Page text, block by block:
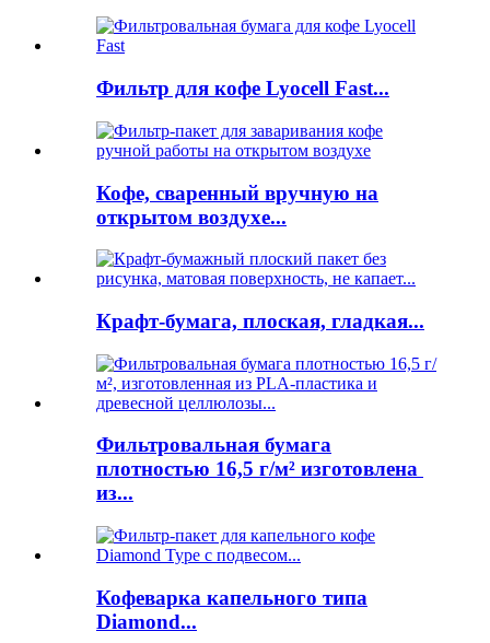
Фильтр для кофе Lyocell Fast...
Кофе, сваренный вручную на
открытом воздухе...
Крафт-бумага, плоская, гладкая...
Фильтровальная бумага
плотностью 16,5 г/м² изготовлена ​​
из...
Кофеварка капельного типа
Diamond...